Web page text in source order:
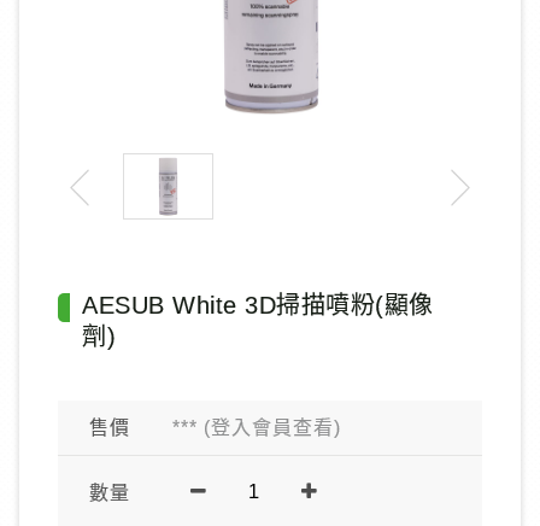
AESUB White 3D掃描噴粉(顯像
劑)
售價 *** (登入會員查看)
數量